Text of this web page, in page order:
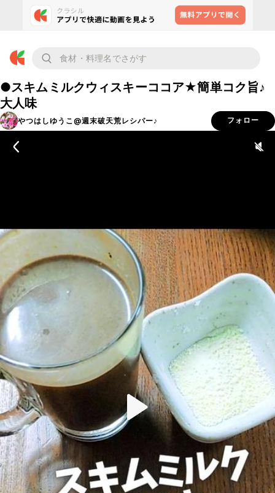
●スキムミルクウィスキーココア★簡単コク旨♪
大人味
やつはしゆうこ@週末破天荒レシパー♪ フォロー